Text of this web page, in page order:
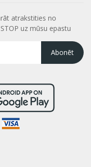
atrakstities no
uz mūsu epastu
Abonēt